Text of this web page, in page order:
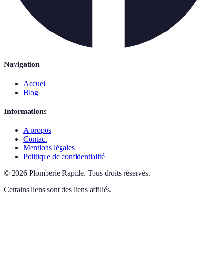
Navigation
Accueil
Blog
Informations
A propos
Contact
Mentions légales
Politique de confidentialité
© 2026 Plomberie Rapide. Tous droits réservés.
Certains liens sont des liens affiliés.